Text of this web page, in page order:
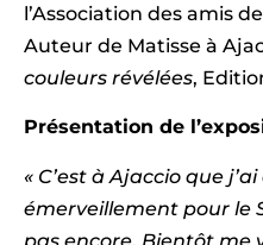
l’Association des amis
Auteur de Matisse à
couleurs révélées,
Présentation de
« C’est à Ajaccio que
émerveillement pour le